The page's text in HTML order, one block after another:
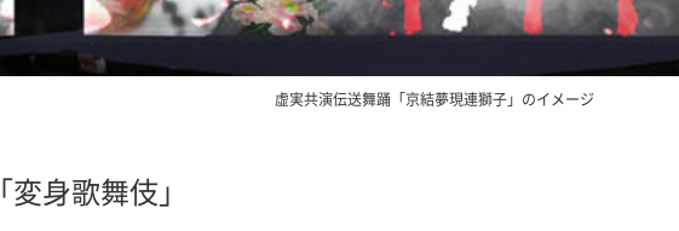
虚実共演伝送舞踊「京結夢現連獅子」のイメージ
身歌舞伎」